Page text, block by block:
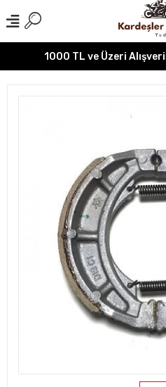
1000 TL ve Üzeri